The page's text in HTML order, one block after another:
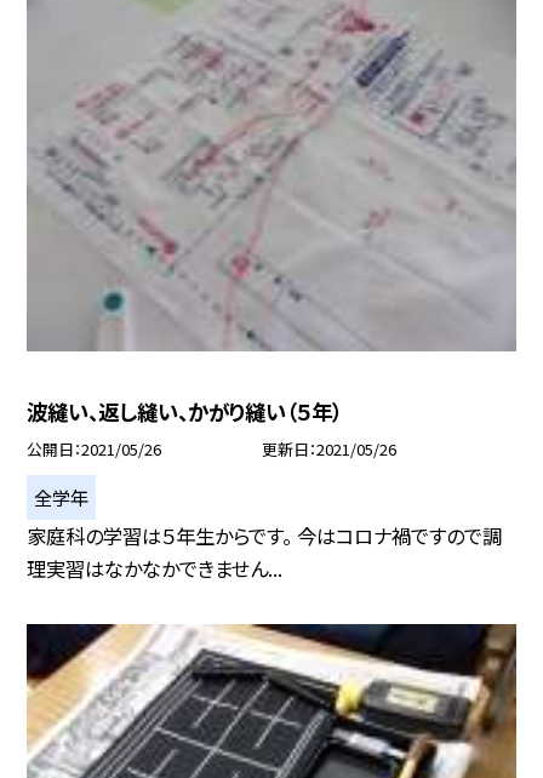
波縫い、返し縫い、かがり縫い（５年）
公開日 2021/05/26 更新日 2021/05/26
全学年
家庭科の学習は５年生からです。 今はコロナ禍ですので調
理実習はなかなかできません...